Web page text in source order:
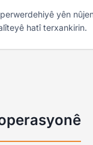
yên
hatî terxankirin.